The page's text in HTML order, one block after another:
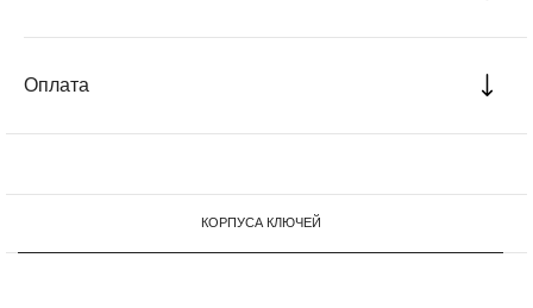
Оплата
КОРПУСА КЛЮЧЕЙ